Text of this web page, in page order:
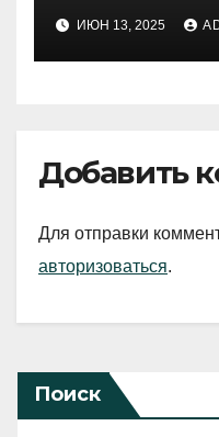
ИЮН 13, 2025
Добавить
Для отправки
авторизоваться.
Поиск